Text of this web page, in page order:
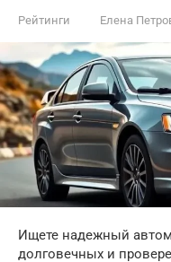
Рейтинги Елена
Ищете надежный
долговечных и